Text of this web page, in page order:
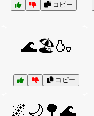
コピー
🌊🏖️🍶
コピー
🌌🌙🌳🌊